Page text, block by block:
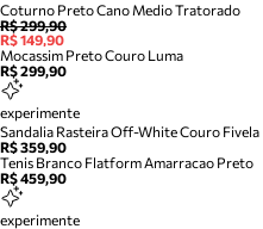
Coturno Preto Cano Medio Tratorado
R$ 299,90
R$ 149,90
Mocassim Preto Couro Luma
R$ 299,90
experimente
Sandalia Rasteira Off-White Couro Fivela
R$ 359,90
Tenis Branco Flatform Amarracao Preto
R$ 459,90
experimente